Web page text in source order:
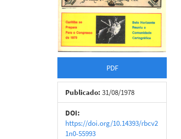
PDF
Publicado: 31/08/1978
DOI:
https://doi.org/10.14393/rbcv2
1n0-55993